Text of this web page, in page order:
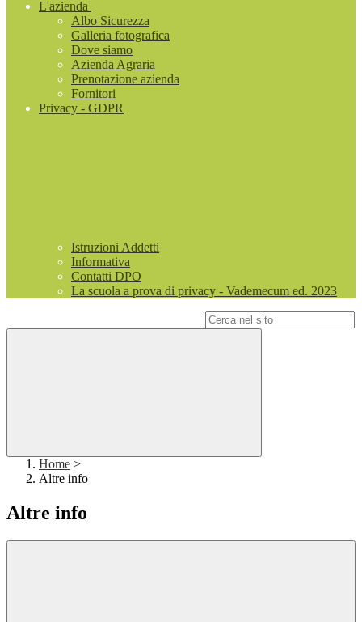
L'azienda
Albo Sicurezza
Galleria fotografica
Dove siamo
Azienda Agraria
Prenotazione azienda
Fornitori
Privacy - GDPR
Istruzioni Addetti
Informativa
Contatti DPO
La scuola a prova di privacy - Vademecum ed. 2023
Home >
Altre info
Altre info